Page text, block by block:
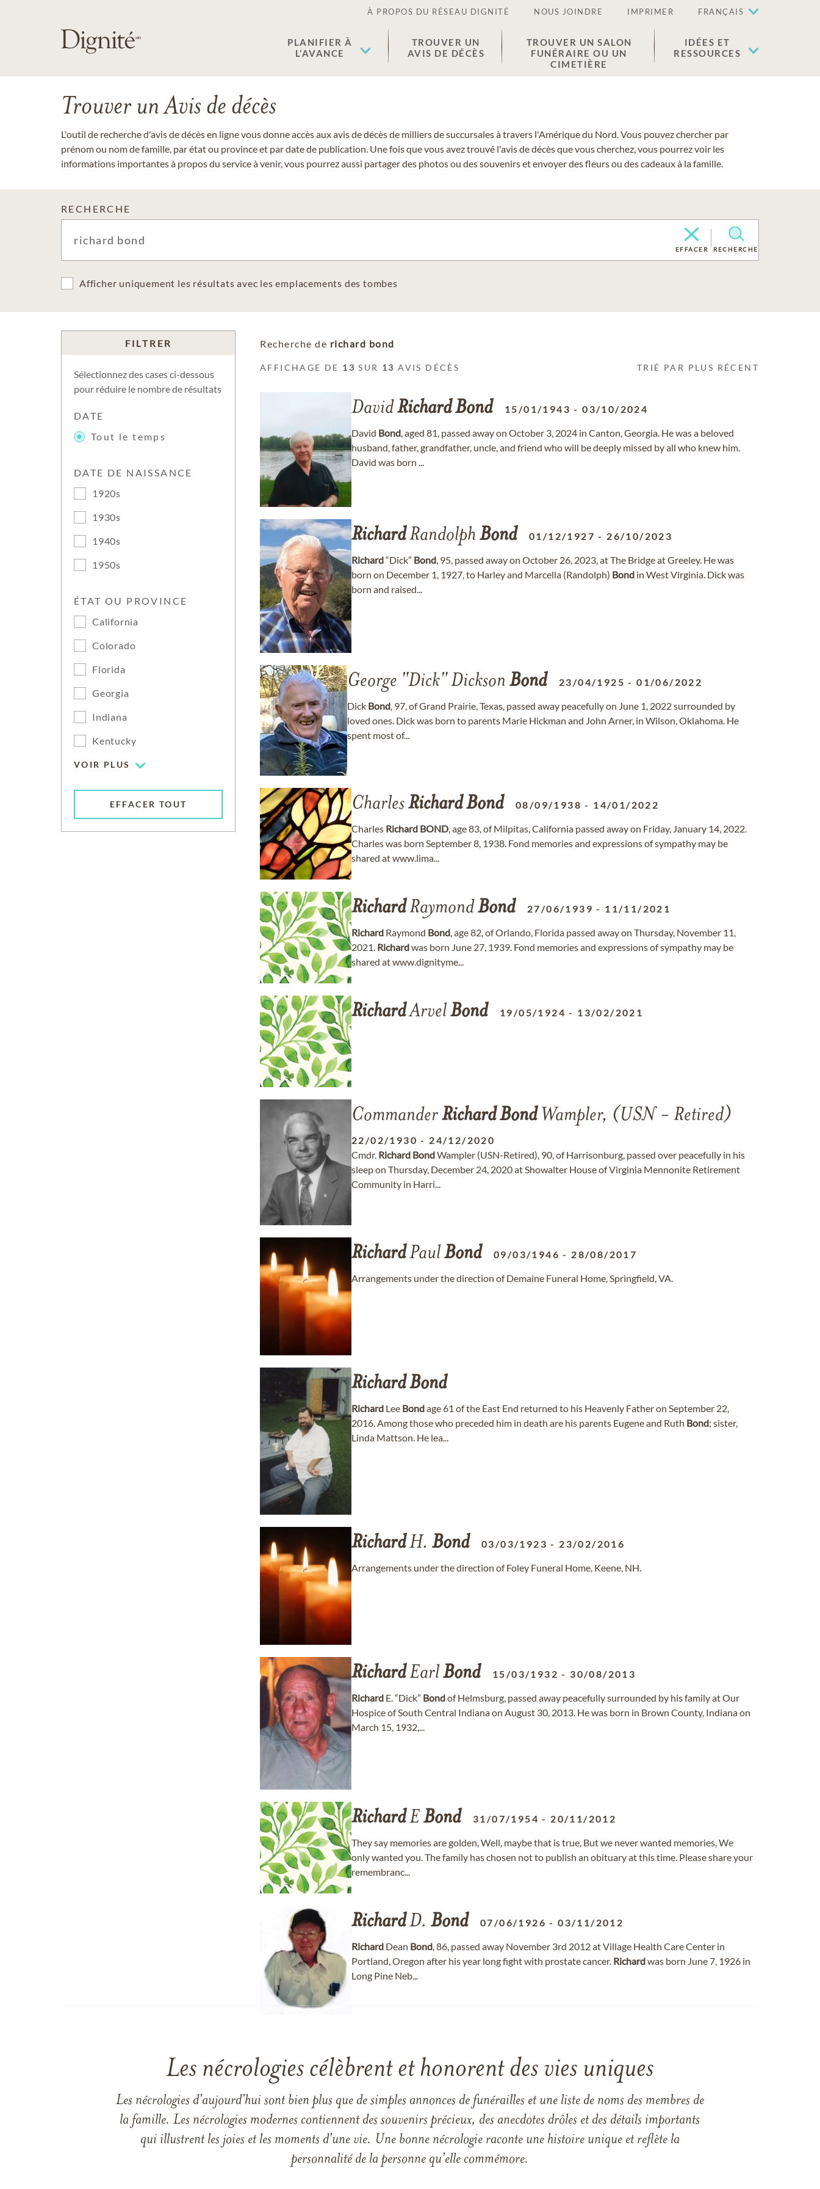
À PROPOS DU RÉSEAU DIGNITÉ NOUS JOINDRE IMPRIMER FRANÇAIS
PLANIFIER À
L’AVANCE
TROUVER UN
AVIS DE DÉCÈS
TROUVER UN SALON
FUNÉRAIRE OU UN
CIMETIÈRE
IDÉES ET
RESSOURCES
Trouver un Avis de décès
L'outil de recherche d'avis de décès en ligne vous donne accès aux avis de décès de milliers de succursales à travers l'Amérique du Nord. Vous pouvez chercher par
prénom ou nom de famille, par état ou province et par date de publication. Une fois que vous avez trouvé l'avis de décès que vous cherchez, vous pourrez voir les
informations importantes à propos du service à venir, vous pourrez aussi partager des photos ou des souvenirs et envoyer des fleurs ou des cadeaux à la famille.
RECHERCHE
EFFACER RECHERCHE
Afficher uniquement les résultats avec les emplacements des tombes
FILTRER
Sélectionnez des cases ci-dessous
pour réduire le nombre de résultats
DATE
Tout le temps
DATE DE NAISSANCE
1920s
1930s
1940s
1950s
ÉTAT OU PROVINCE
California
Colorado
Florida
Georgia
Indiana
Kentucky
VOIR PLUS
EFFACER TOUT
Recherche de richard bond
AFFICHAGE DE 13 SUR 13 AVIS DÉCÈS TRIÉ PAR PLUS RÉCENT
DavidRichardBond 15/01/1943 -03/10/2024
David Bond, aged 81, passed away on October 3, 2024 in Canton, Georgia. He was a beloved
husband, father, grandfather, uncle, and friend who will be deeply missed by all who knew him.
David was born ...
RichardRandolph Bond 01/12/1927 - 26/10/2023
Richard“Dick” Bond, 95, passed away on October 26, 2023, at The Bridge at Greeley. He was
born on December 1, 1927, to Harley and Marcella (Randolph) Bond in West Virginia. Dick was
born and raised...
George "Dick" Dickson Bond 23/04/1925 -01/06/2022
Dick Bond, 97, of Grand Prairie, Texas, passed away peacefully on June 1, 2022 surrounded by
loved ones. Dick was born to parents Marie Hickman and John Arner, in Wilson, Oklahoma. He
spent most of...
CharlesRichardBond 08/09/1938 - 14/01/2022
Charles Richard BOND, age 83, of Milpitas, California passed away on Friday, January 14, 2022.
Charles was born September 8, 1938. Fond memories and expressions of sympathy may be
shared at www.lima...
RichardRaymondBond 27/06/1939 - 11/11/2021
Richard Raymond Bond, age 82, of Orlando, Florida passed away on Thursday, November 11,
2021. Richardwas born June 27, 1939. Fond memories and expressions of sympathy may be
shared at www.dignityme...
RichardArvelBond 19/05/1924 - 13/02/2021
CommanderRichardBondWampler, (USN - Retired)
22/02/1930 - 24/12/2020
Cmdr. Richard BondWampler (USN-Retired), 90, of Harrisonburg, passed over peacefully in his
sleep on Thursday, December 24, 2020 at Showalter House of Virginia Mennonite Retirement
Community in Harri...
RichardPaulBond 09/03/1946 - 28/08/2017
Arrangements under the direction of Demaine Funeral Home, Springfield, VA.
RichardBond
Richard Lee Bondage 61 of the East End returned to his Heavenly Father on September 22,
2016. Among those who preceded him in death are his parents Eugene and Ruth Bond; sister,
Linda Mattson. He lea...
RichardH. Bond 03/03/1923 - 23/02/2016
Arrangements under the direction of Foley Funeral Home, Keene, NH.
RichardEarlBond 15/03/1932 - 30/08/2013
Richard E. “Dick” Bondof Helmsburg, passed away peacefully surrounded by his family at Our
Hospice of South Central Indiana on August 30, 2013. He was born in Brown County, Indiana on
March 15, 1932,...
RichardEBond 31/07/1954 - 20/11/2012
They say memories are golden, Well, maybe that is true, But we never wanted memories, We
only wanted you. The family has chosen not to publish an obituary at this time. Please share your
remembranc...
RichardD. Bond 07/06/1926 -03/11/2012
Richard Dean Bond, 86, passed away November 3rd 2012 at Village Health Care Center in
Portland, Oregon after his year long fight with prostate cancer. Richardwas born June 7, 1926 in
Long Pine Neb...
Les nécrologies célèbrent et honorent des vies uniques
Les nécrologies d'aujourd'hui sont bien plus que de simples annonces de funérailles et une liste de noms des membres de
la famille. Les nécrologies modernes contiennent des souvenirs précieux, des anecdotes drôles et des détails importants
qui illustrent les joies et les moments d'une vie. Une bonne nécrologie raconte une histoire unique et reflète la
personnalité de la personne qu'elle commémore.